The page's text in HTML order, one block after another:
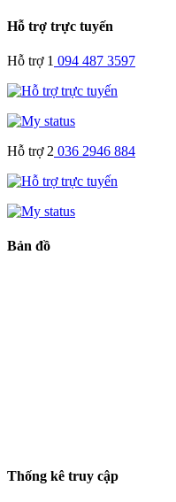
Hỗ trợ trực tuyến
Hỗ trợ 1 094 487 3597
Hỗ trợ 2 036 2946 884
Bản đồ
Thống kê truy cập